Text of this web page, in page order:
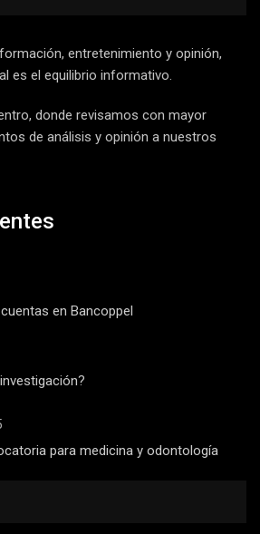
entretenimiento y opinión,
es el equilibrio informativo.
donde revisamos con mayor
de análisis y opinión a nuestros
en Bancoppel
para medicina y odontología